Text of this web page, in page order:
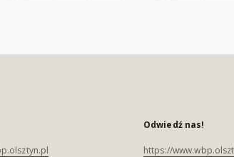
Odwiedź nas!
https://